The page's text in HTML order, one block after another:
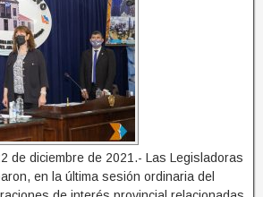
de diciembre de 2021.- Las Legisladoras
en la última sesión ordinaria del